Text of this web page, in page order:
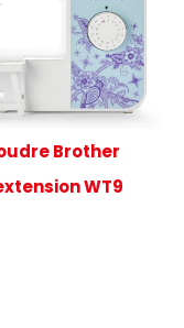
Brother
WT9